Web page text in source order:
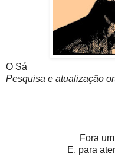
O Sá
Pesquisa e atualização
Fora
E, para